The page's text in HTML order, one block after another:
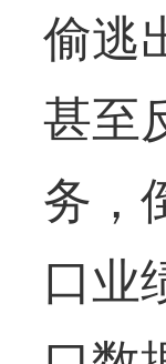
偷逃
甚至
务，
口业